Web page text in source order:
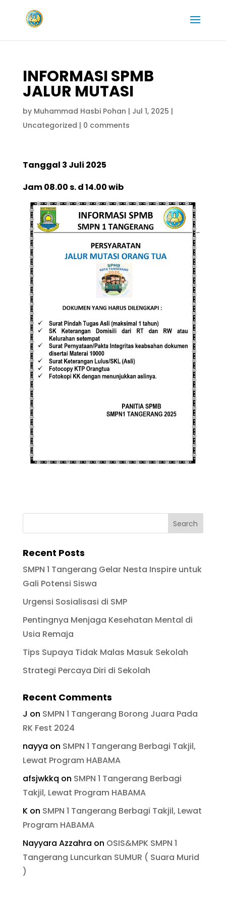
INFORMASI SPMB
JALUR MUTASI
by Muhammad Hasbi Pohan | Jul 1, 2025 |
Uncategorized | 0 comments
Tanggal 3 Juli 2025
Jam 08.00 s. d 14.00 wib
Recent Posts
SMPN 1 Tangerang Gelar Nesta Inspire untuk
Gali Potensi Siswa
Urgensi Sosialisasi di SMP
Pentingnya Menjaga Kesehatan Mental di
Usia Remaja
Tips Supaya Tidak Malas Masuk Sekolah
Strategi Percaya Diri di Sekolah
Recent Comments
J on SMPN 1 Tangerang Borong Juara Pada
RK Fest 2024
nayya on SMPN 1 Tangerang Berbagi Takjil,
Lewat Program HABAMA
afsjwkkq on SMPN 1 Tangerang Berbagi
Takjil, Lewat Program HABAMA
Kon SMPN 1 Tangerang Berbagi Takjil, Lewat
Program HABAMA
Nayyara Azzahra on OSIS&MPK SMPN 1
Tangerang Luncurkan SUMUR ( Suara Murid
)